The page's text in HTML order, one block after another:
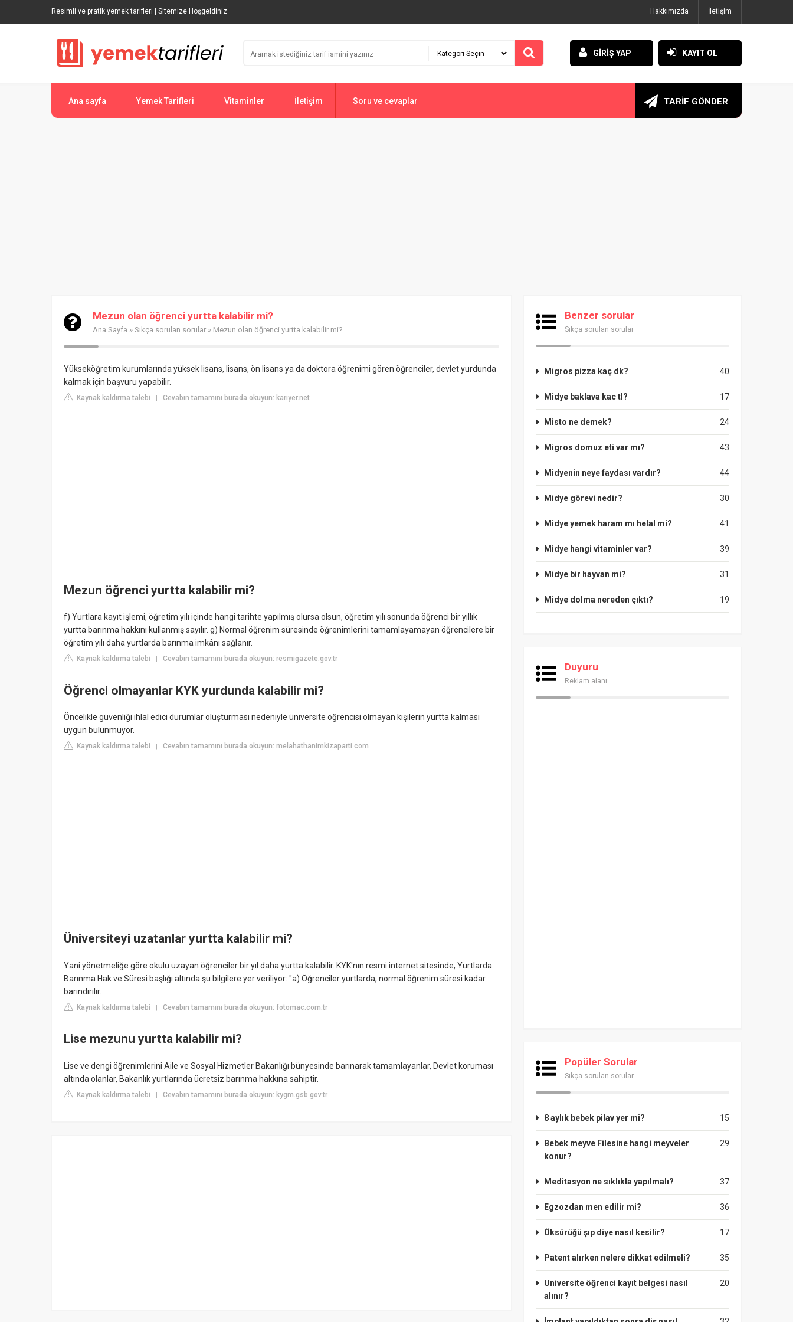
Resimli ve pratik yemek tarifleri | Sitemize Hoşgeldiniz Hakkımızda İletişim
GİRİŞ YAP KAYIT OL
Ana sayfa Yemek Tarifleri Vitaminler İletişim Soru ve cevaplar TARİF GÖNDER
Mezun olan öğrenci yurtta kalabilir mi?
Ana Sayfa » Sıkça sorulan sorular » Mezun olan öğrenci yurtta kalabilir mi?
Yükseköğretim kurumlarında yüksek lisans, lisans, ön lisans ya da doktora öğrenimi gören öğrenciler, devlet yurdunda
kalmak için başvuru yapabilir.
Kaynak kaldırma talebi | Cevabın tamamını burada okuyun: kariyer.net
Mezun öğrenci yurtta kalabilir mi?
f) Yurtlara kayıt işlemi, öğretim yılı içinde hangi tarihte yapılmış olursa olsun, öğretim yılı sonunda öğrenci bir yıllık
yurtta barınma hakkını kullanmış sayılır. g) Normal öğrenim süresinde öğrenimlerini tamamlayamayan öğrencilere bir
öğretim yılı daha yurtlarda barınma imkânı sağlanır.
Kaynak kaldırma talebi Cevabın tamamını burada okuyun: resmigazete.gov.tr
Öğrenci olmayanlar KYK yurdunda kalabilir mi?
Öncelikle güvenliği ihlal edici durumlar oluşturması nedeniyle üniversite öğrencisi olmayan kişilerin yurtta kalması
uygun bulunmuyor.
Kaynak kaldırma talebi Cevabın tamamını burada okuyun: melahathanimkizaparti.com
Üniversiteyi uzatanlar yurtta kalabilir mi?
Yani yönetmeliğe göre okulu uzayan öğrenciler bir yıl daha yurtta kalabilir. KYK'nın resmi internet sitesinde, Yurtlarda
Barınma Hak ve Süresi başlığı altında şu bilgilere yer veriliyor: "a) Öğrenciler yurtlarda, normal öğrenim süresi kadar
barındırılır.
Kaynak kaldırma talebi | Cevabın tamamını burada okuyun: fotomac.com.tr
Lise mezunu yurtta kalabilir mi?
Lise ve dengi öğrenimlerini Aile ve Sosyal Hizmetler Bakanlığı bünyesinde barınarak tamamlayanlar, Devlet koruması
altında olanlar, Bakanlık yurtlarında ücretsiz barınma hakkına sahiptir.
Kaynak kaldırma talebi | Cevabın tamamını burada okuyun: kygm.gsb.gov.tr
Benzer sorular
Sıkça sorulan sorular
40
Migros pizza kaç dk?
17
Midye baklava kac tl?
24
Misto ne demek?
43
Migros domuz eti var mı?
44
Midyenin neye faydası vardır?
30
Midye görevi nedir?
41
Midye yemek haram mı helal mi?
39
Midye hangi vitaminler var?
31
Midye bir hayvan mi?
19
Midye dolma nereden çıktı?
Duyuru
Reklam alanı
Popüler Sorular
Sıkça sorulan sorular
15
8 aylık bebek pilav yer mi?
29
Bebek meyve Filesine hangi meyveler
konur?
37
Meditasyon ne sıklıkla yapılmalı?
36
Egzozdan men edilir mi?
17
Öksürüğü şıp diye nasıl kesilir?
35
Patent alırken nelere dikkat edilmeli?
20
Universite öğrenci kayıt belgesi nasıl
alınır?